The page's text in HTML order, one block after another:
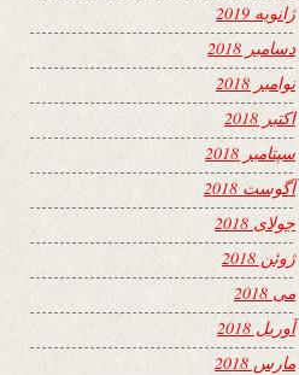
ژانویه 2019
دسامبر 2018
نوامبر 2018
اکتبر 2018
سپتامبر 2018
آگوست 2018
جولای 2018
ژوئن 2018
می 2018
آوریل 2018
مارس 2018